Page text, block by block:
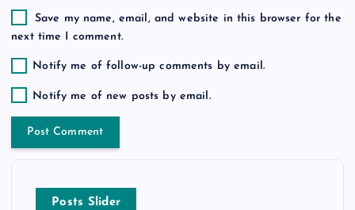
Save my name, email, and website in this browser for the
next time I comment.
Notify me of follow-up comments by email.
Notify me of new posts by email.
Posts Slider